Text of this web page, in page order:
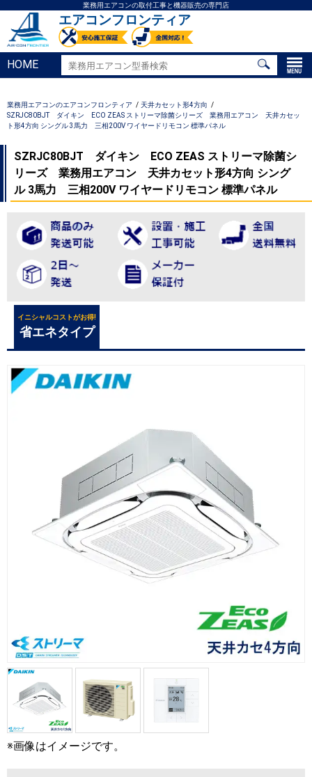
業務用エアコンの取付工事と機器販売の専門店
エアコンフロンティア
HOME
業務用エアコンのエアコンフロンティア
天井カセット形4方向
SZRJC80BJT ダイキン ECO ZEAS ストリーマ除菌シリーズ 業務用エアコン 天井カセッ
ト形4方向 シングル 3馬力 三相200V ワイヤードリモコン 標準パネル
SZRJC80BJT ダイキン ECO ZEAS ストリーマ除菌シ
リーズ 業務用エアコン 天井カセット形4方向 シング
ル 3馬力 三相200V ワイヤードリモコン 標準パネル
イニシャルコストがお得!
省エネタイプ
※画像はイメージです。